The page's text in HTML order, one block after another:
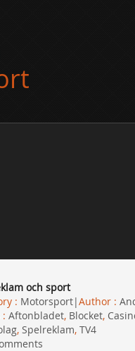
och sport
: Motorsport Author :
: Aftonbladet, Blocket,
, Spelreklam, TV4